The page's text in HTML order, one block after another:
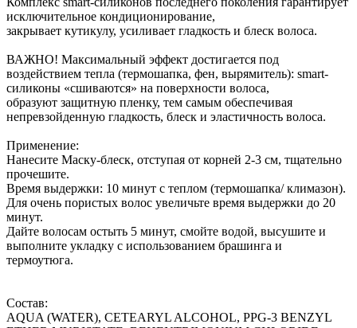
исключительное кондиционирование,
закрывает кутикулу, усиливает гладкость и блеск волоса.
ВАЖНО! Максимальный эффект достигается под
воздействием тепла (термошапка, фен, вырямитель): smart-
силиконы «сшиваются» на поверхности волоса,
образуют защитную пленку, тем самым обеспечивая
непревзойденную гладкость, блеск и эластичность волоса.
Применение:
Нанесите Маску-блеск, отступая от корней 2-3 см, тщательно
прочешите.
Время выдержки: 10 минут с теплом (термошапка/ климазон).
Для очень пористых волос увеличьте время выдержки до 20
минут.
Дайте волосам остыть 5 минут, смойте водой, высушите и
выполните укладку с использованием брашинга и
термоутюга.
Состав:
AQUA (WATER), CETEARYL ALCOHOL, PPG-3 BENZYL